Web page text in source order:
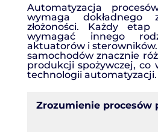
Automatyzacja
wymaga dokładnego
złożoności. Każdy
wymagać innego
aktuatorów i
samochodów znacznie
produkcji spożywczej, co
technologii automatyzacji.
Zrozumienie procesów